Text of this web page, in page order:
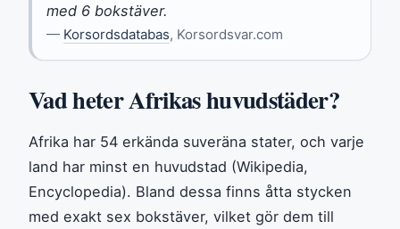
med 6 bokstäver.
— Korsordsdatabas, Korsordsvar.com
Vad heter Afrikas huvudstäder?
Afrika har 54 erkända suveräna stater, och varje
land har minst en huvudstad (Wikipedia,
Encyclopedia). Bland dessa finns åtta stycken
med exakt sex bokstäver, vilket gör dem till